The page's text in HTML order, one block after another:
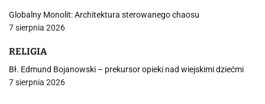
Globalny Monolit: Architektura sterowanego chaosu
7 sierpnia 2026
RELIGIA
Bł. Edmund Bojanowski – prekursor opieki nad wiejskimi dziećmi
7 sierpnia 2026